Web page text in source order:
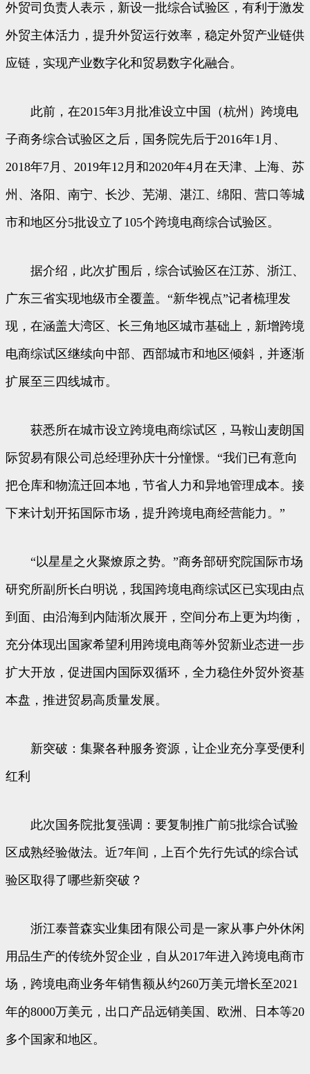
外贸司负责人表示，新设一批综合试验区，有利于激发
外贸主体活力，提升外贸运行效率，稳定外贸产业链供
应链，实现产业数字化和贸易数字化融合。
此前，在2015年3月批准设立中国（杭州）跨境电
子商务综合试验区之后，国务院先后于2016年1月、
2018年7月、2019年12月和2020年4月在天津、上海、苏
州、洛阳、南宁、长沙、芜湖、湛江、绵阳、营口等城
市和地区分5批设立了105个跨境电商综合试验区。
据介绍，此次扩围后，综合试验区在江苏、浙江、
广东三省实现地级市全覆盖。“新华视点”记者梳理发
现，在涵盖大湾区、长三角地区城市基础上，新增跨境
电商综试区继续向中部、西部城市和地区倾斜，并逐渐
扩展至三四线城市。
获悉所在城市设立跨境电商综试区，马鞍山麦朗国
际贸易有限公司总经理孙庆十分憧憬。“我们已有意向
把仓库和物流迁回本地，节省人力和异地管理成本。接
下来计划开拓国际市场，提升跨境电商经营能力。”
“以星星之火聚燎原之势。”商务部研究院国际市场
研究所副所长白明说，我国跨境电商综试区已实现由点
到面、由沿海到内陆渐次展开，空间分布上更为均衡，
充分体现出国家希望利用跨境电商等外贸新业态进一步
扩大开放，促进国内国际双循环，全力稳住外贸外资基
本盘，推进贸易高质量发展。
新突破：集聚各种服务资源，让企业充分享受便利
红利
此次国务院批复强调：要复制推广前5批综合试验
区成熟经验做法。近7年间，上百个先行先试的综合试
验区取得了哪些新突破？
浙江泰普森实业集团有限公司是一家从事户外休闲
用品生产的传统外贸企业，自从2017年进入跨境电商市
场，跨境电商业务年销售额从约260万美元增长至2021
年的8000万美元，出口产品远销美国、欧洲、日本等20
多个国家和地区。